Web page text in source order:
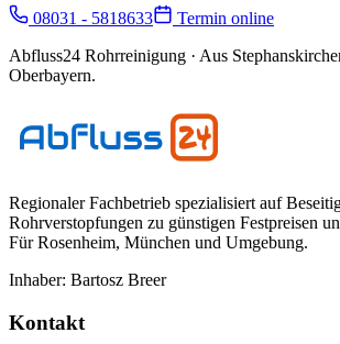
08031 - 5818633
Termin online
Abfluss24 Rohrreinigung · Aus
Oberbayern.
Regionaler Fachbetrieb spezialisiert auf
Rohrverstopfungen zu günstigen Festpreisen
FürRosenheim, München und Umgebung.
Inhaber: Bartosz Breer
Kontakt